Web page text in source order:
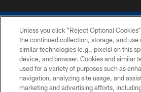
COPYRIGHT © 2026
PRIVACY POLICY
Unless you click “Reject Optional
the continued collection, storage, and use
similar technologies (e.g., pixels) on this
device, and browser. Cookies and similar
used for a variety of purposes such as
navigation, analyzing site usage, and
marketing and advertising efforts,